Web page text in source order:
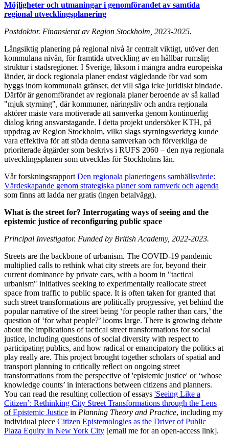
Möjligheter och utmaningar i genomförandet av samtida
regional utvecklingsplanering
Postdoktor. Finansierat av Region Stockholm, 2023-2025.
Långsiktig planering på regional nivå är centralt viktigt, utöver den
kommulana nivån, för framtida utveckling av en hållbar rumslig
struktur i stadsregioner. I Sverige, liksom i mångra andra europeiska
länder, är dock regionala planer endast vägledande för vad som
byggs inom kommunala gränser, det vill säga icke juridiskt bindade.
Därför är genomförandet av regionala planer beroende av så kallad
"mjuk styrning", där kommuner, näringsliv och andra regionala
aktörer måste vara motiverade att samverka genom kontinuerlig
dialog kring ansvarstagande. I detta projekt undersöker KTH, på
uppdrag av Region Stockholm, vilka slags styrningsverktyg kunde
vara effektiva för att stöda denna samverkan och förverkliga de
prioriterade åtgärder som beskrivs i RUFS 2060 – den nya regionala
utvecklingsplanen som utvecklas för Stockholms län.
Vår forskningsrapport Den regionala planeringens samhällsvärde:
Värdeskapande genom strategiska planer som ramverk och agenda
som finns att ladda ner gratis (ingen betalvägg).
What is the street for? Interrogating ways of seeing and the
epistemic justice of reconfiguring public space
Principal Investigator. Funded by British Academy, 2022-2023.
Streets are the backbone of urbanism. The COVID-19 pandemic
multiplied calls to rethink what city streets are for, beyond their
current dominance by private cars, with a boom in "tactical
urbanism" initiatives seeking to experimentally reallocate street
space from traffic to public space. It is often taken for granted that
such street transformations are politically progressive, yet behind the
popular narrative of the street being ‘for people rather than cars,’ the
question of ‘for what people?’ looms large. There is growing debate
about the implications of tactical street transformations for social
justice, including questions of social diversity with respect to
participating publics, and how radical or emancipatory the politics at
play really are. This project brought together scholars of spatial and
transport planning to critically reﬂect on ongoing street
transformations from the perspective of 'epistemic justice' or ‘whose
knowledge counts’ in interactions between citizens and planners.
You can read the resulting collection of essays 'Seeing Like a
Citizen’: Rethinking City Street Transformations through the Lens
of Epistemic Justice in Planning Theory and Practice, including my
individual piece Citizen Epistemologies as the Driver of Public
Plaza Equity in New York City [email me for an open-access link].